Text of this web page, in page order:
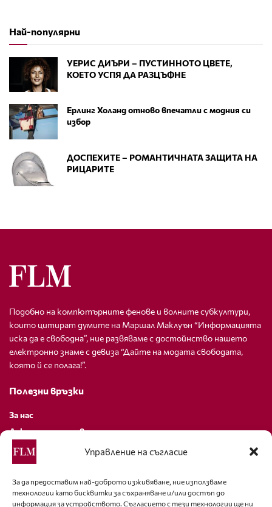
Управление на съгласие
За да предоставим най-доброто изживяване, ние използваме
технологии като бисквитки за съхраняване и/или достъп до
информация за устройството. Съгласието с тези технологии ще ни
Най-популярни
УЕРИС ДИЪРИ – ПУСТИННОТО ЦВЕТЕ,
КОЕТО УСПЯ ДА РАЗЦЪФНЕ
Ерлинг Холанд отново впечатли с модния си
избор
ДОСПЕХИТЕ – РОМАНТИЧНАТА ЗАЩИТА НА
РИЦАРИТЕ
Подобно на компютърните фенове и волните субкултури,
които цитират думите на Маршал Маклуън “Информацията
иска да е свободна”, ние развяваме с достойнство нашето
електронно знаме с девиза “Дайте на модата свободата,
която й се полага!”.
Полезни връзки
За нас
Декларация за поверителност
Политика за бисквитки
За контакти
editor@fashion-lifestyle.net